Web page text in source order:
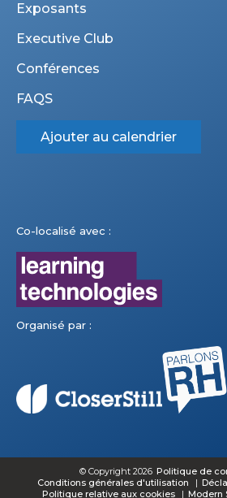
Exposants
Executive Club
Conférences
FAQS
Ajouter au calendrier
Co-localisé avec :
Organisé par :
© Copyright 2026 Politique de
Conditions générales d'utilisation
Politique relative aux cookies
Modern